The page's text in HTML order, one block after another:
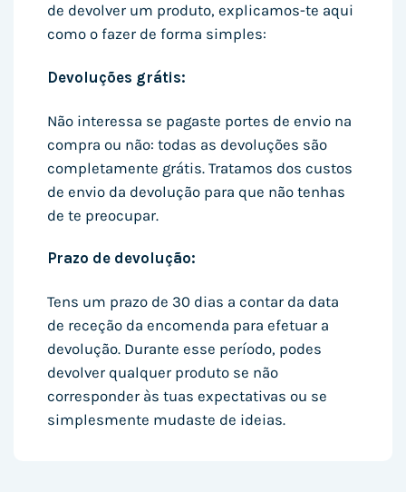
de devolver um produto, explicamos-te aqui
como o fazer de forma simples:
Devoluções grátis:
Não interessa se pagaste portes de envio na
compra ou não: todas as devoluções são
completamente grátis. Tratamos dos custos
de envio da devolução para que não tenhas
de te preocupar.
Prazo de devolução:
Tens um prazo de 30 dias a contar da data
de receção da encomenda para efetuar a
devolução. Durante esse período, podes
devolver qualquer produto se não
corresponder às tuas expectativas ou se
simplesmente mudaste de ideias.